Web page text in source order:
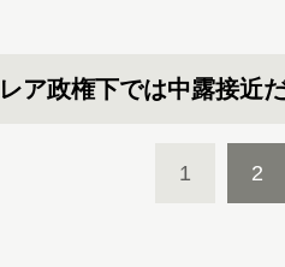
ア政権下では中露接近
1 2